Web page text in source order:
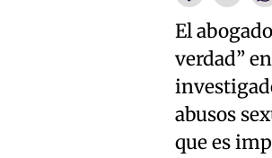
El
verdad”
abusos
que es